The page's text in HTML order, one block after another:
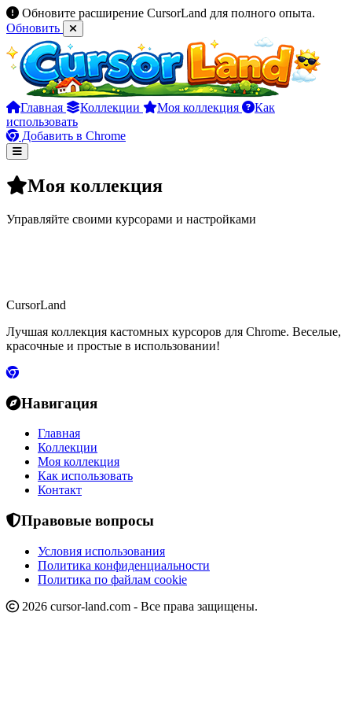
Обновите расширение CursorLand для полного опыта.
Обновить
Главная Коллекции Моя коллекция
Как
использовать
Добавить в Chrome
Моя коллекция
Управляйте своими курсорами и настройками
CursorLand
Лучшая коллекция кастомных курсоров для Chrome. Веселые,
красочные и простые в использовании!
Навигация
Главная
Коллекции
Моя коллекция
Как использовать
Контакт
Правовые вопросы
Условия использования
Политика конфиденциальности
Политика по файлам cookie
2026 cursor-land.com - Все права защищены.